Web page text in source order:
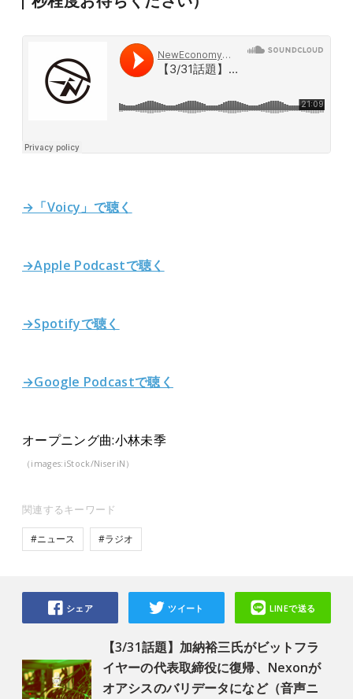
→「Voicy」で聴く
→Apple Podcastで聴く
→Spotifyで聴く
→Google Podcastで聴く
オープニング曲:小林未季
（images:iStock/NiseriN）
関連するキーワード
#ニュース #ラジオ
【3/31話題】加納裕三氏がビットフラ
イヤーの代表取締役に復帰、Nexonが
オアシスのバリデータになど（音声ニ
シェア ツイート LINEで送る